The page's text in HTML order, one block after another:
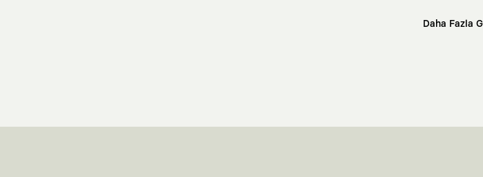
Daha Fazla